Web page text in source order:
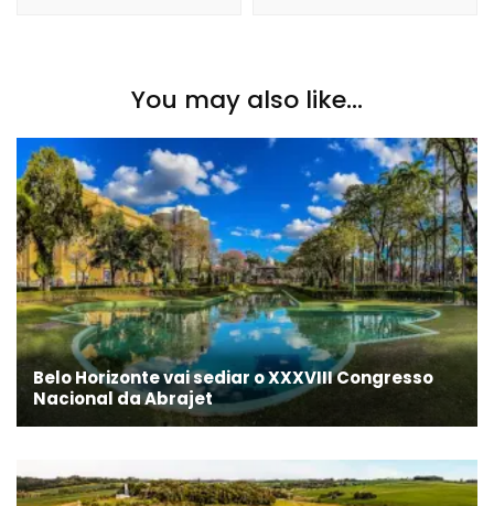
You may also like...
Belo Horizonte vai sediar o XXXVIII Congresso
Nacional da Abrajet